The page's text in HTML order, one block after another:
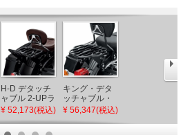
H-D デタッチ
ャブル 2-UPラ
ゲッジラック
¥ 52,173(税込)
キング・デタ
ッチャブル・
ツーアップラ
¥ 56,347(税込)